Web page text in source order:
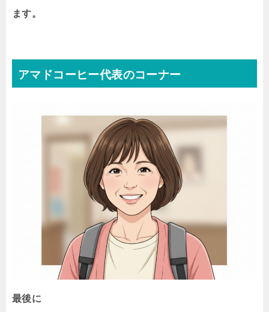
ます。
アマドコーヒー代表のコーナー
最後に